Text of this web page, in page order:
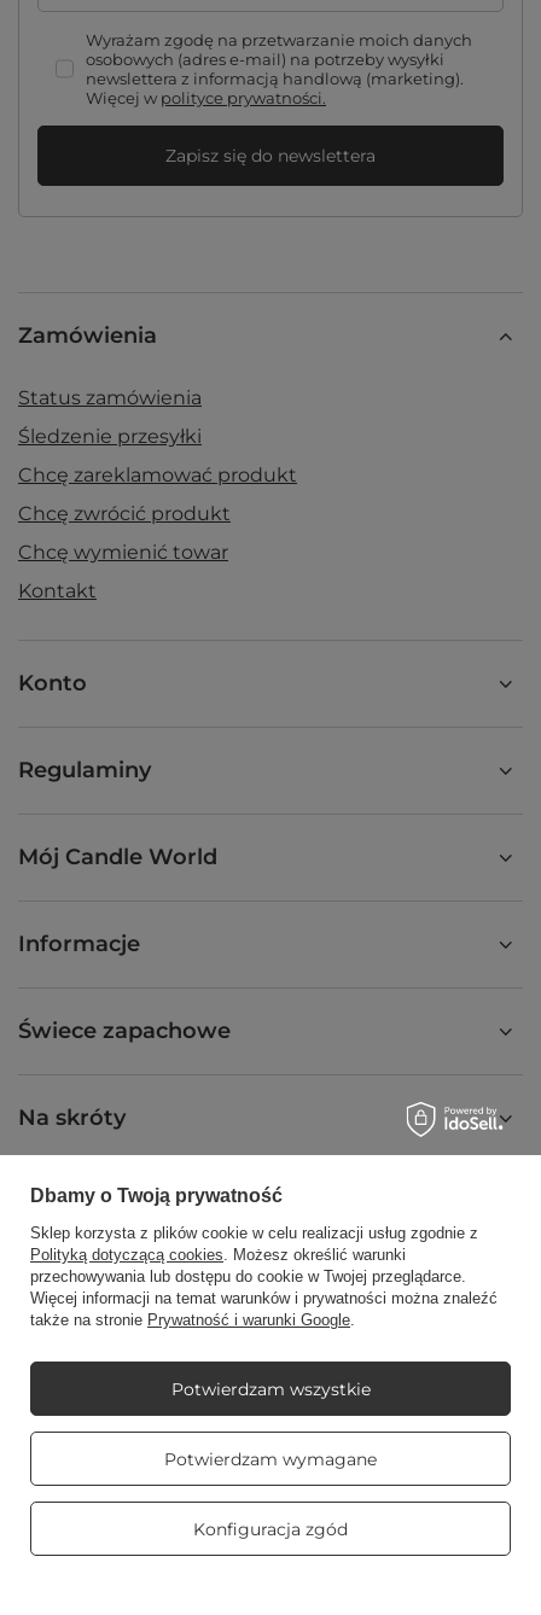
Wyrażam zgodę na przetwarzanie moich danych
osobowych (adres e-mail) na potrzeby wysyłki
newslettera z informacją handlową (marketing).
Więcej w polityce prywatności.
Zapisz się do newslettera
Zamówienia
Status zamówienia
Śledzenie przesyłki
Chcę zareklamować produkt
Chcę zwrócić produkt
Chcę wymienić towar
Kontakt
Konto
Regulaminy
Mój Candle World
Informacje
Świece zapachowe
Na skróty
Blog
Candle World,Tarnowska 23/2,61-323Poznań
W sklepie prezentujemy ceny netto (bez VAT).
Copyright © Candle World 2016-2026 Wszelkie prawa zastrzeżone
Dbamy o Twoją prywatność
Sklep korzysta z plików cookie w celu realizacji usług zgodnie z
Polityką dotyczącą cookies. Możesz określić warunki
przechowywania lub dostępu do cookie w Twojej przeglądarce.
Więcej informacji na temat warunków i prywatności można znaleźć
także na stronie Prywatność i warunki Google.
Potwierdzam wymagane
Konfiguracja zgód
Potwierdzam wszystkie